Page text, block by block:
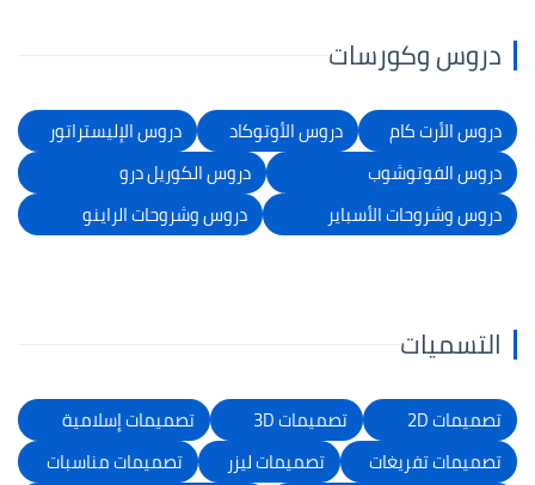
دروس وكورسات
دروس الأرت كام دروس الأوتوكاد
دروس الإليستراتور
دروس الفوتوشوب
دروس الكوريل درو
دروس وشروحات الأسباير
دروس وشروحات الراينو
التسميات
تصميمات 2D تصميمات 3D
تصميمات إسلامية
تصميمات تفريغات
تصميمات ليزر
تصميمات مناسبات